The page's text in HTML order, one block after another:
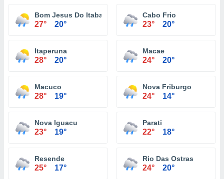
Bom Jesus Do Itabapoana
27° 20°
Cabo Frio
23° 20°
Itaperuna
28° 20°
Macae
24° 20°
Macuco
28° 19°
Nova Friburgo
24° 14°
Nova Iguacu
23° 19°
Parati
22° 18°
Resende
25° 17°
Rio Das Ostras
24° 20°